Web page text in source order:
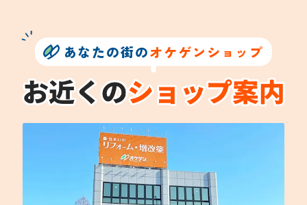
あなたの街のオケゲンショップ